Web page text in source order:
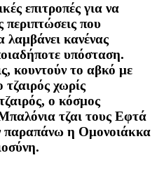
επιτροπές για να
περιπτώσεις που
λαμβάνει κανένας
υπόσταση.
κουντούν το αβκό με
τζαιρός χωρίς
ο κόσμος
τζαι τους Εφτά
παραπάνω η Ομονοιάκκα